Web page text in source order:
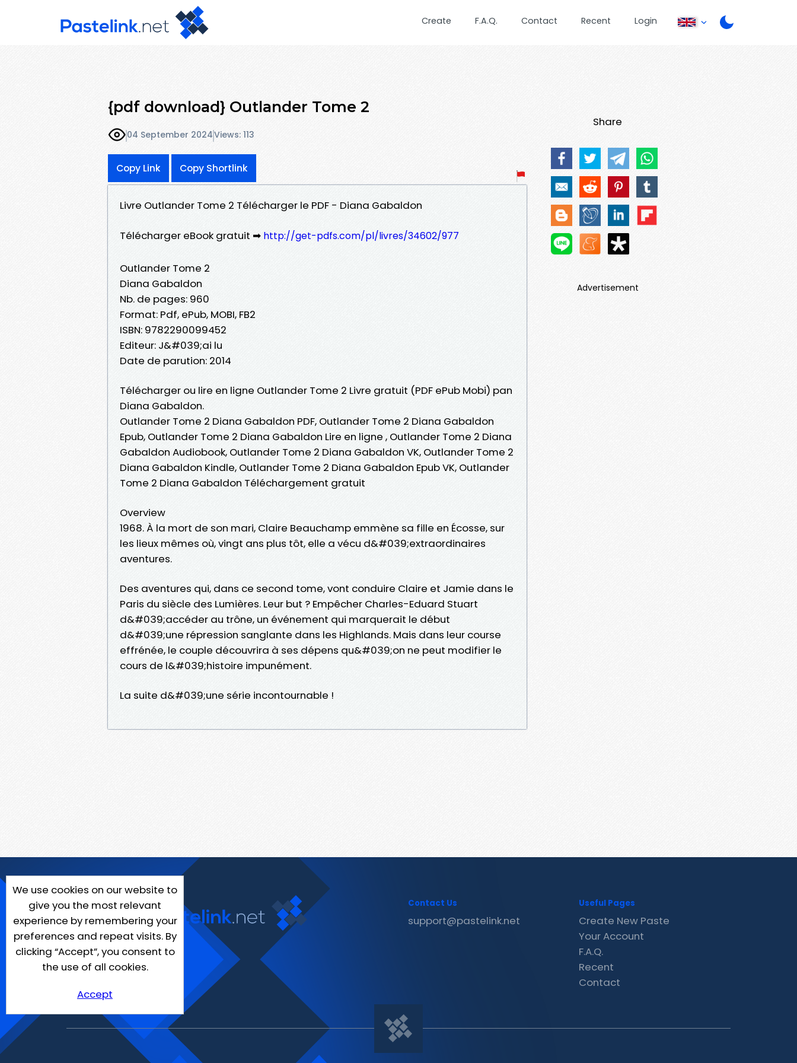
Create F.A.Q. Contact Recent Login
{pdf download} Outlander Tome 2
04 September 2024Views: 113
Copy Link Copy Shortlink
Livre Outlander Tome 2 Télécharger le PDF - Diana Gabaldon
Télécharger eBook gratuit ➡ http://get-pdfs.com/pl/livres/34602/977
Outlander Tome 2
Diana Gabaldon
Nb. de pages: 960
Format: Pdf, ePub, MOBI, FB2
ISBN: 9782290099452
Editeur: J&#039;ai lu
Date de parution: 2014
Télécharger ou lire en ligne Outlander Tome 2 Livre gratuit (PDF ePub Mobi) pan
Diana Gabaldon.
Outlander Tome 2 Diana Gabaldon PDF, Outlander Tome 2 Diana Gabaldon
Epub, Outlander Tome 2 Diana Gabaldon Lire en ligne , Outlander Tome 2 Diana
Gabaldon Audiobook, Outlander Tome 2 Diana Gabaldon VK, Outlander Tome 2
Diana Gabaldon Kindle, Outlander Tome 2 Diana Gabaldon Epub VK, Outlander
Tome 2 Diana Gabaldon Téléchargement gratuit
Overview
1968. À la mort de son mari, Claire Beauchamp emmène sa fille en Écosse, sur
les lieux mêmes où, vingt ans plus tôt, elle a vécu d&#039;extraordinaires
aventures.
Des aventures qui, dans ce second tome, vont conduire Claire et Jamie dans le
Paris du siècle des Lumières. Leur but ? Empêcher Charles-Eduard Stuart
d&#039;accéder au trône, un événement qui marquerait le début
d&#039;une répression sanglante dans les Highlands. Mais dans leur course
effrénée, le couple découvrira à ses dépens qu&#039;on ne peut modifier le
cours de l&#039;histoire impunément.
La suite d&#039;une série incontournable !
Share
Advertisement
We use cookies on our website to
give you the most relevant
experience by remembering your
preferences and repeat visits. By
clicking “Accept”, you consent to
the use of all cookies.
Accept
Contact Us
support@pastelink.net
Useful Pages
Create New Paste
Your Account
F.A.Q.
Recent
Contact